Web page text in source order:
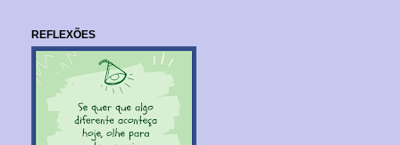
REFLEXÕES